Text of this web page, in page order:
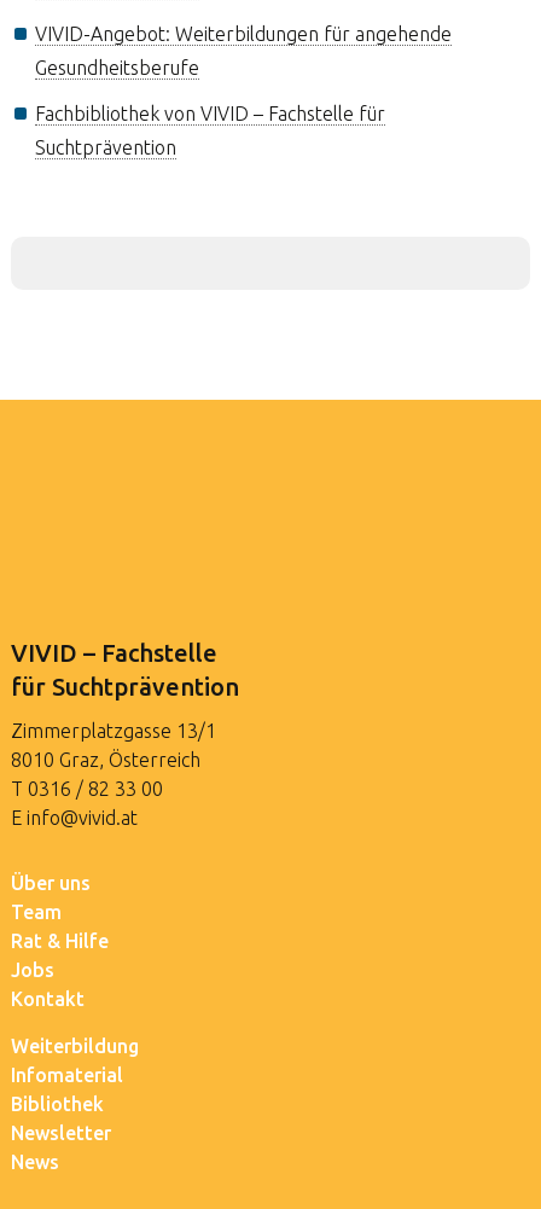
VIVID-Angebot: Weiterbildungen für angehende
Gesundheitsberufe
Fachbibliothek von VIVID – Fachstelle für
Suchtprävention
VIVID – Fachstelle
für Suchtprävention
Zimmerplatzgasse 13/1
8010 Graz, Österreich
T 0316 / 82 33 00
E info@vivid.at
Über uns
Team
Rat & Hilfe
Jobs
Kontakt
Weiterbildung
Infomaterial
Bibliothek
Newsletter
News